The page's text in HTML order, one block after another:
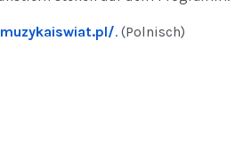
. (Polnisch)